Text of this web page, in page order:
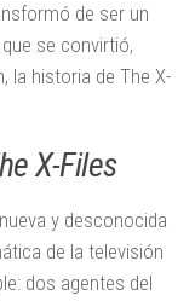
de ser un
se convirtió,
la historia de The X-
X-Files
y desconocida
de la televisión
dos agentes del